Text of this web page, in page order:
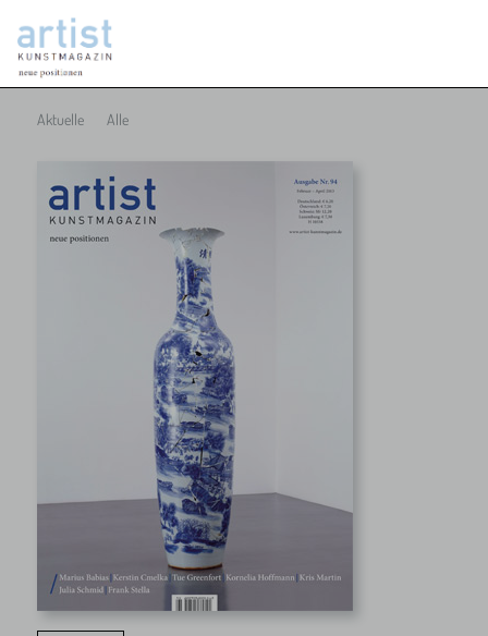
Aktuelle Alle